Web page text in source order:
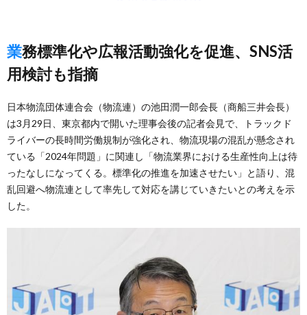
業務標準化や広報活動強化を促進、SNS活
用検討も指摘
日本物流団体連合会（物流連）の池田潤一郎会長（商船三井会長）
は3月29日、東京都内で開いた理事会後の記者会見で、トラックド
ライバーの長時間労働規制が強化され、物流現場の混乱が懸念され
ている「2024年問題」に関連し「物流業界における生産性向上は待
ったなしになってくる。標準化の推進を加速させたい」と語り、混
乱回避へ物流連として率先して対応を講じていきたいとの考えを示
した。